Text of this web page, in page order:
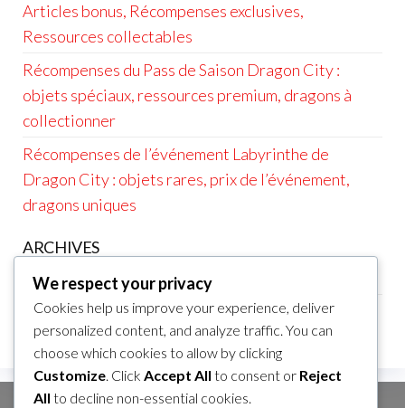
Articles bonus, Récompenses exclusives,
Ressources collectables
Récompenses du Pass de Saison Dragon City :
objets spéciaux, ressources premium, dragons à
collectionner
Récompenses de l’événement Labyrinthe de
Dragon City : objets rares, prix de l’événement,
dragons uniques
ARCHIVES
March 2026
February 2026
We respect your privacy
Cookies help us improve your experience, deliver
personalized content, and analyze traffic. You can
choose which cookies to allow by clicking
Customize. Click Accept All to consent or Reject
All to decline non-essential cookies.